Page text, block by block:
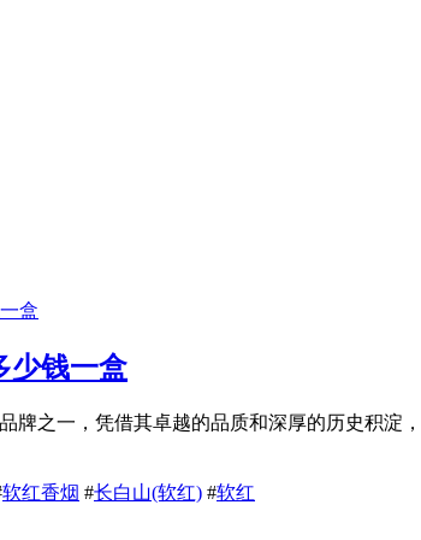
少钱一盒
牌之一，凭借其卓越的品质和深厚的历史积
软红香烟 #长白山(软红) #软红